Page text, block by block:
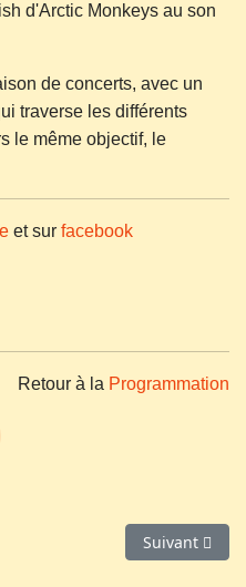
d'Arctic Monkeys au son
de concerts, avec un
traverse les différents
le même objectif, le
et sur facebook
Retour à la Programmation
Article
Suivant